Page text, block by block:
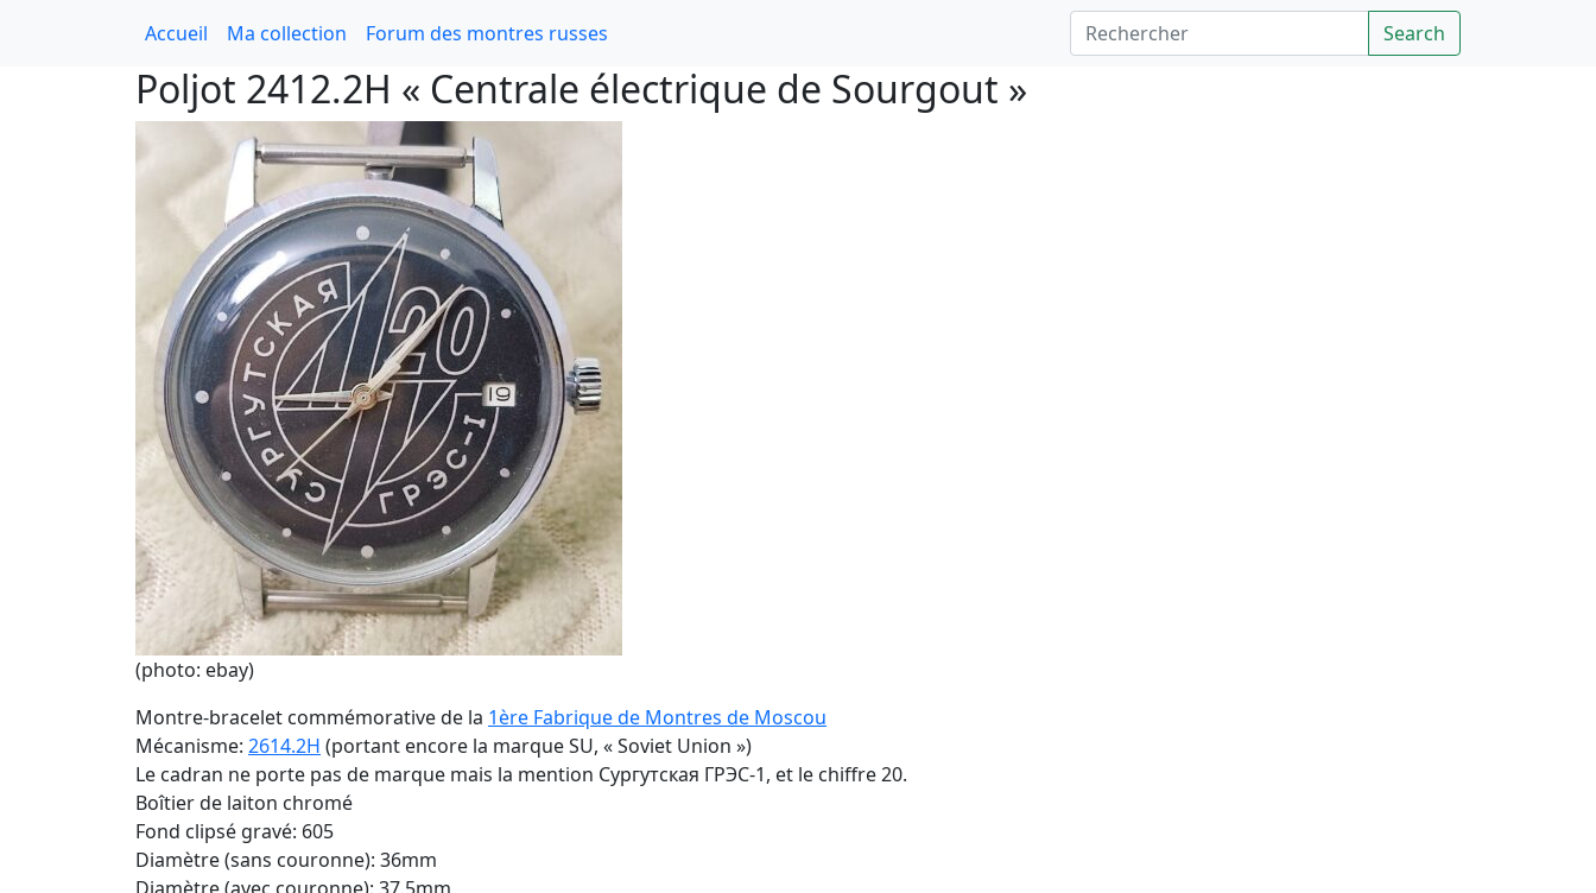
Accueil Ma collection Forum des montres russes Rechercher
Search
Poljot 2412.2H « Centrale électrique de Sourgout »
(photo: ebay)
Montre-bracelet commémorative de la 1ère Fabrique de Montres de Moscou
Mécanisme: 2614.2H (portant encore la marque SU, « Soviet Union »)
Le cadran ne porte pas de marque mais la mention Сургутская ГРЭС-1, et le chiffre 20.
Boîtier de laiton chromé
Fond clipsé gravé: 605
Diamètre (sans couronne): 36mm